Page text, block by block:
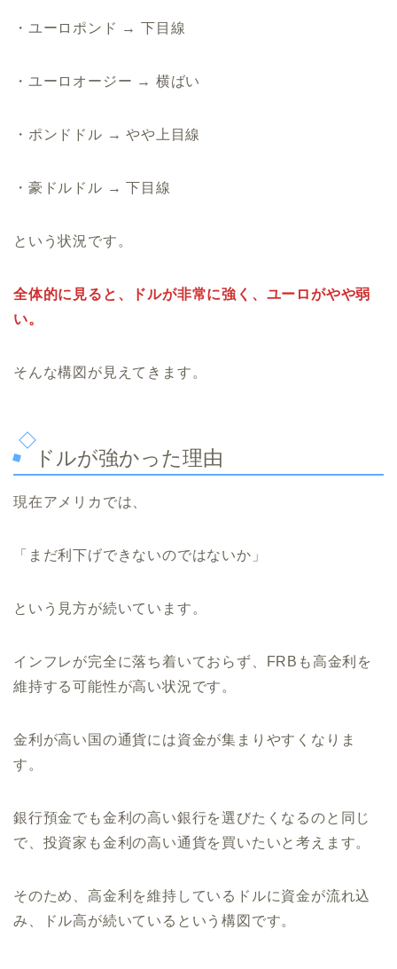
・ユーロポンド → 下目線
・ユーロオージー → 横ばい
・ポンドドル → やや上目線
・豪ドルドル → 下目線
という状況です。
全体的に見ると、ドルが非常に強く、ユーロがやや弱
い。
そんな構図が見えてきます。
ドルが強かった理由
現在アメリカでは、
「まだ利下げできないのではないか」
という見方が続いています。
インフレが完全に落ち着いておらず、FRBも高金利を
維持する可能性が高い状況です。
金利が高い国の通貨には資金が集まりやすくなりま
す。
銀行預金でも金利の高い銀行を選びたくなるのと同じ
で、投資家も金利の高い通貨を買いたいと考えます。
そのため、高金利を維持しているドルに資金が流れ込
み、ドル高が続いているという構図です。